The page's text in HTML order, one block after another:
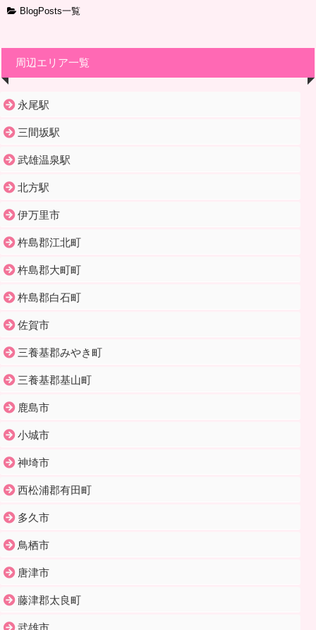
BlogPosts一覧
周辺エリア一覧
永尾駅
三間坂駅
武雄温泉駅
北方駅
伊万里市
杵島郡江北町
杵島郡大町町
杵島郡白石町
佐賀市
三養基郡みやき町
三養基郡基山町
鹿島市
小城市
神埼市
西松浦郡有田町
多久市
鳥栖市
唐津市
藤津郡太良町
武雄市